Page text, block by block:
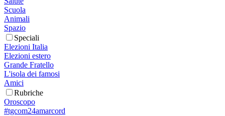
Scuola
Animali
Spazio
Speciali
Elezioni Italia
Elezioni estero
Grande Fratello
L'isola dei famosi
Amici
Rubriche
Oroscopo
#tgcom24amarcord